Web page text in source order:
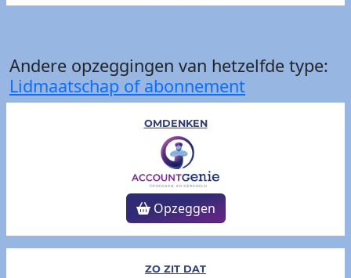
Andere opzeggingen van hetzelfde type:
Lidmaatschap of abonnement
OMDENKEN
Opzeggen
ZO ZIT DAT